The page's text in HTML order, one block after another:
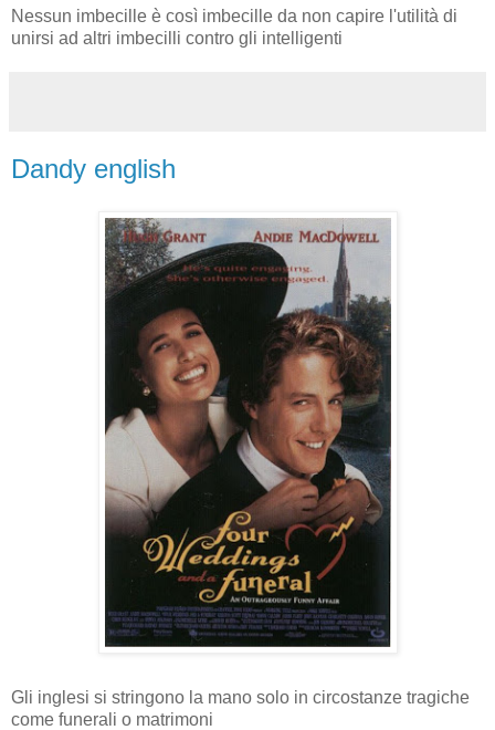
Nessun imbecille è così imbecille da non capire l'utilità di
unirsi ad altri imbecilli contro gli intelligenti
Dandy english
Gli inglesi si stringono la mano solo in circostanze tragiche
come funerali o matrimoni